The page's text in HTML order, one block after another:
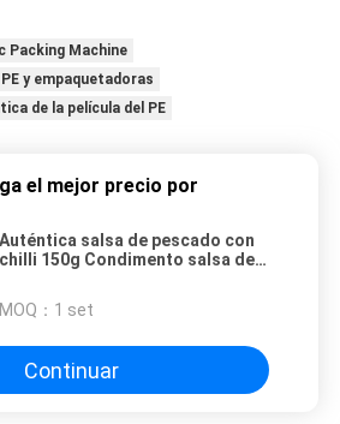
Packing Machine
y empaquetadoras
de la película del PE
el mejor precio por
Auténtica salsa de pescado con
chilli 150g Condimento salsa de
MOQ： 1 set
Continuar